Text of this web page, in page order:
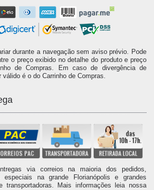
durante a navegação sem aviso prévio. Pode
o preço exibido no detalhe do produto e preço
de Compras. Em caso de divergência de
é o do Carrinho de Compras.
via correios na maioria dos pedidos,
na grande Florianópolis e grandes
transportadoras. Mais informações leia nossa